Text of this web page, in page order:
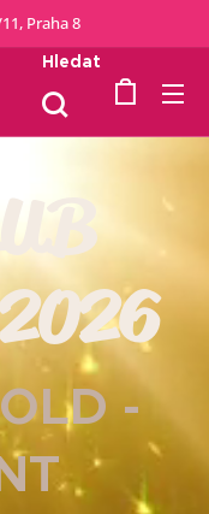
Praha 8
Hledat
-